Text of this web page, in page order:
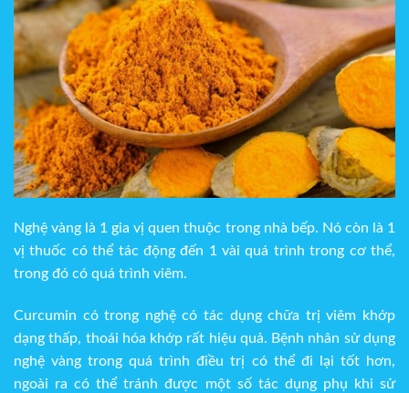
Nghệ vàng là 1 gia vị quen thuộc trong nhà bếp. Nó còn là 1
vị thuốc có thể tác động đến 1 vài quá trình trong cơ thể,
trong đó có quá trình viêm.
Curcumin có trong nghệ có tác dụng chữa trị viêm khớp
dạng thấp, thoái hóa khớp rất hiệu quả. Bệnh nhân sử dụng
nghệ vàng trong quá trình điều trị có thể đi lại tốt hơn,
ngoài ra có thể tránh được một số tác dụng phụ khi sử